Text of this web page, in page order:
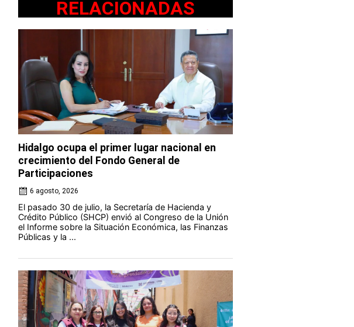
RELACIONADAS
Hidalgo ocupa el primer lugar nacional en
crecimiento del Fondo General de
Participaciones
6 agosto, 2026
El pasado 30 de julio, la Secretaría de Hacienda y
Crédito Público (SHCP) envió al Congreso de la Unión
el Informe sobre la Situación Económica, las Finanzas
Públicas y la ...